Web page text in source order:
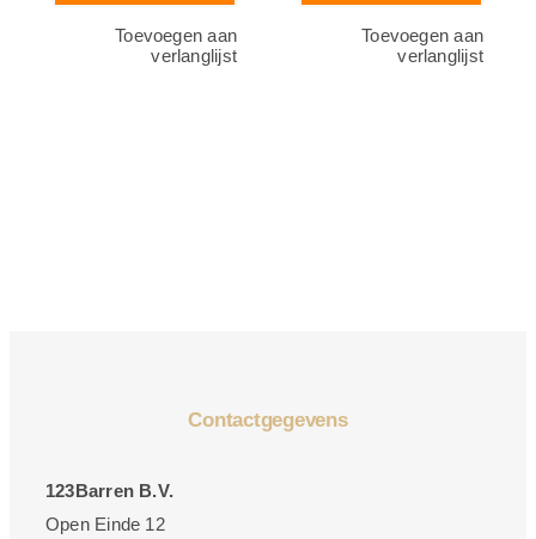
Toevoegen aan
verlanglijst
Toevoegen aan
verlanglijst
Contactgegevens
123Barren B.V.
Open Einde 12